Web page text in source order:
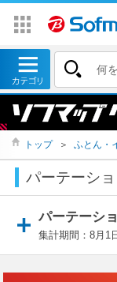
トップ ＞ ふとん・
パーテーシ
パーテーシ
集計期間：8月1